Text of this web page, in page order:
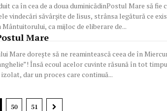
ca în cea de a doua duminicădinPostul Mare să fie
vindecări săvârşite de Iisus, strânsa legătură ce
ca mijloc de eliberare de...
Mare
Mare dorește să ne reamintească ceea de în
Însă ecoul acelor cuvinte răsună în tot
dar un proces care continuă...
50 51